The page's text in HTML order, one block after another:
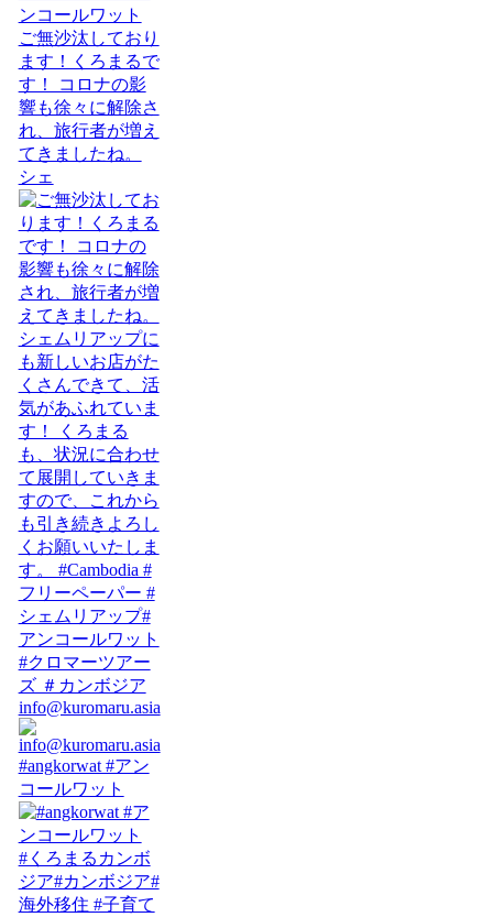
ご無沙汰しており
ます！くろまるで
す！ コロナの影
響も徐々に解除さ
れ、旅行者が増え
てきましたね。
シェ
info@kuromaru.asia
#angkorwat #アン
コールワット
#くろまるカンボ
ジア#カンボジア#
海外移住 #子育て